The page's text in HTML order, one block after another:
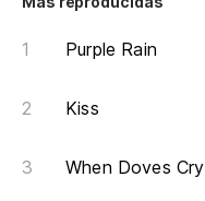
Purple Rain
Kiss
When Doves Cry